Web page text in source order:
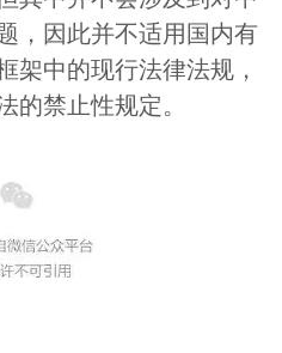
，因此并不适用国内有
架中的现行法律法规，
的禁止性规定。